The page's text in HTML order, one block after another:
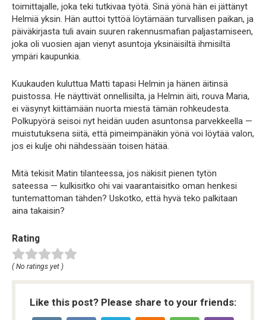
toimittajalle, joka teki tutkivaa työtä. Sinä yönä hän ei jättänyt
Helmiä yksin. Hän auttoi tyttöä löytämään turvallisen paikan, ja
päiväkirjasta tuli avain suuren rakennusmafian paljastamiseen,
joka oli vuosien ajan vienyt asuntoja yksinäisiltä ihmisiltä
ympäri kaupunkia.
Kuukauden kuluttua Matti tapasi Helmin ja hänen äitinsä
puistossa. He näyttivät onnellisilta, ja Helmin äiti, rouva Maria,
ei väsynyt kiittämään nuorta miestä tämän rohkeudesta.
Polkupyörä seisoi nyt heidän uuden asuntonsa parvekkeella —
muistutuksena siitä, että pimeimpänäkin yönä voi löytää valon,
jos ei kulje ohi nähdessään toisen hätää.
Mitä tekisit Matin tilanteessa, jos näkisit pienen tytön
sateessa — kulkisitko ohi vai vaarantaisitko oman henkesi
tuntemattoman tähden? Uskotko, että hyvä teko palkitaan
aina takaisin?
Rating
( No ratings yet )
Like this post? Please share to your friends: